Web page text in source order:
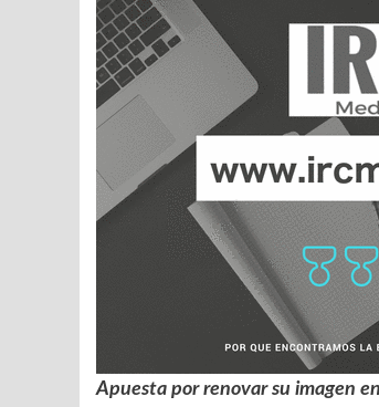
Apuesta por renovar su imagen